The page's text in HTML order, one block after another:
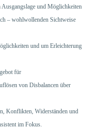
und Möglichkeiten
– wohlwollenden Sichtweise
und um Erleichterung
für
von Disbalancen über
Konflikten, Widerständen und
im Fokus.